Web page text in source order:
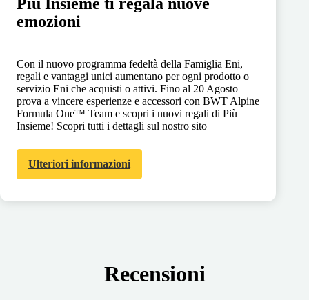
Più Insieme ti regala nuove
emozioni
Con il nuovo programma fedeltà della Famiglia Eni,
regali e vantaggi unici aumentano per ogni prodotto o
servizio Eni che acquisti o attivi. Fino al 20 Agosto
prova a vincere esperienze e accessori con BWT Alpine
Formula One™ Team e scopri i nuovi regali di Più
Insieme! Scopri tutti i dettagli sul nostro sito
Ulteriori informazioni
Recensioni